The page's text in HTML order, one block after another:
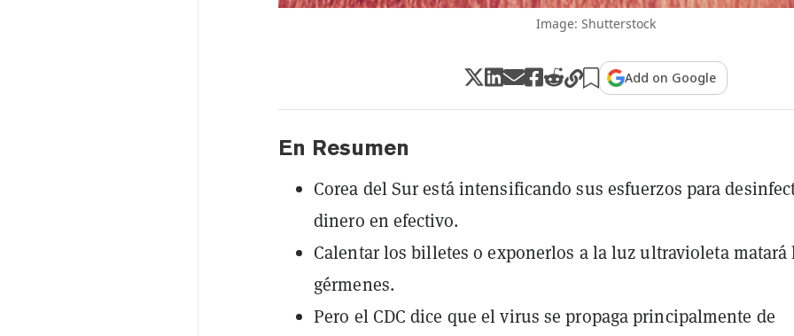
Image: Shutterstock
Add on Google
En Resumen
Corea del Sur está intensificando sus esfuerzos para
dinero en efectivo.
Calentar los billetes o exponerlos a la luz ultravioleta matará
gérmenes.
Pero el CDC dice que el virus se propaga principalmente de